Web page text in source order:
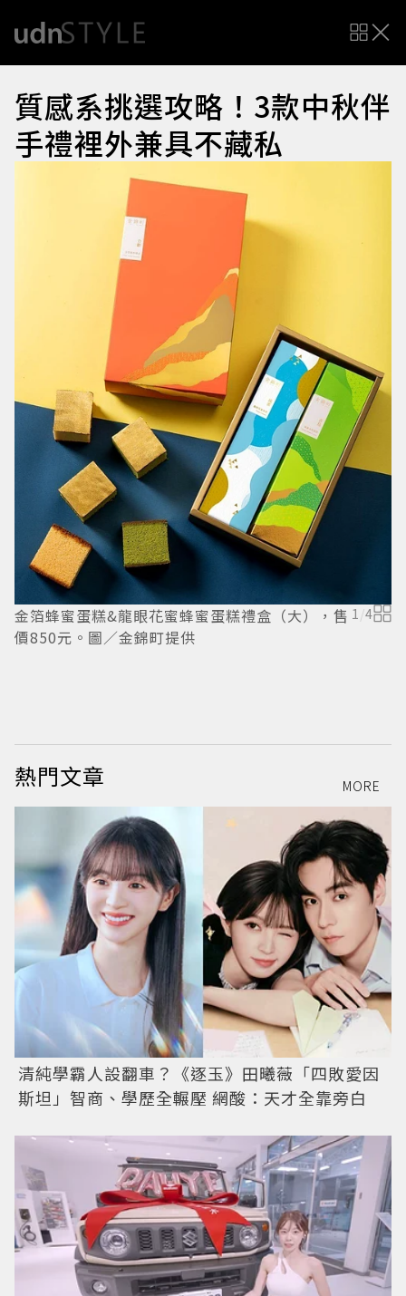
質感系挑選攻略！3款中秋伴
手禮裡外兼具不藏私
金箔蜂蜜蛋糕&龍眼花蜜蜂蜜蛋糕禮盒（大），售
價850元。圖／金錦町提供
1/4
熱門文章 MORE
清純學霸人設翻車？《逐玉》田曦薇「四敗愛因
斯坦」智商、學歷全輾壓 網酸：天才全靠旁白